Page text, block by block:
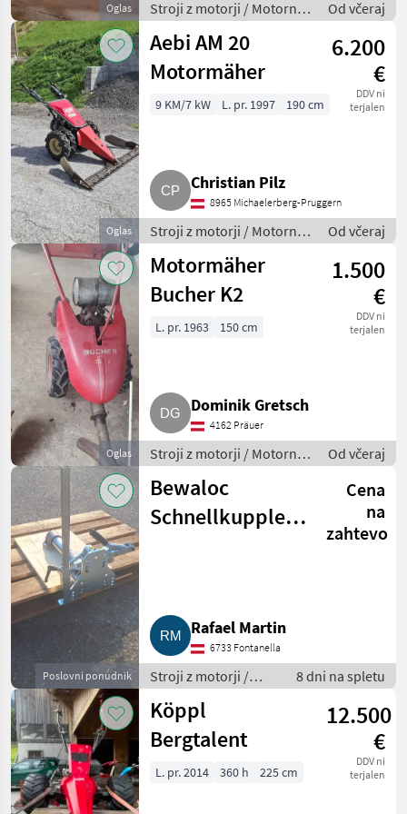
Oglas
Stroji z motorji / Motorna
kosilnica/ prekopalnik
Od včeraj
Oglas
Aebi AM 20
Motormäher
6.200
€
DDV ni
terjalen
9 KM/7 kW L. pr. 1997 190 cm
Christian Pilz
8965 Michaelerberg-Pruggern
Stroji z motorji / Motorna
kosilnica/ prekopalnik
Od včeraj
Oglas
Motormäher
Bucher K2
1.500
€
DDV ni
terjalen
L. pr. 1963 150 cm
Dominik Gretsch
4162 Präuer
Stroji z motorji / Motorna
kosilnica/ prekopalnik
Od včeraj
Poslovni ponudnik
Bewaloc
Schnellkuppler
Cena
na
zahtevo
Rafael Martin
6733 Fontanella
Stroji z motorji /
Motorna kosilnica/
prekopalnik
8 dni na spletu
Köppl
Bergtalent
12.500
€
DDV ni
terjalen
L. pr. 2014 360 h 225 cm